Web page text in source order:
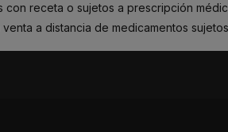
con receta o sujetos a prescripción
venta a distancia de medicamentos